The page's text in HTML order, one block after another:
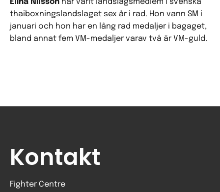
Elina Nilsson har varit landslagsmedlem i svenska
thaiboxningslandslaget sex år i rad. Hon vann SM i
januari och hon har en lång rad medaljer i bagaget,
bland annat fem VM-medaljer varav två är VM-guld.
Kontakt
Fighter Centre